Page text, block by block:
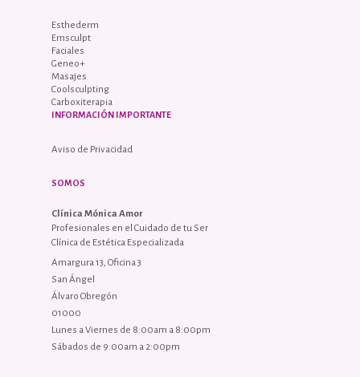
Esthederm
Emsculpt
Faciales
Geneo+
Masajes
Coolsculpting
Carboxiterapia
INFORMACIÓN IMPORTANTE
Aviso de Privacidad
SOMOS
Clínica Mónica Amor
Profesionales en el Cuidado de tu Ser
Clínica de Estética Especializada
Amargura 13, Oficina 3
San Ángel
Álvaro Obregón
01000
Lunes a Viernes de 8:00am a 8:00pm
Sábados de 9:00am a 2:00pm